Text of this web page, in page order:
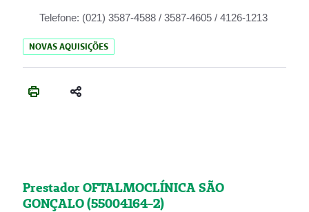
Telefone: (021) 3587-4588 / 3587-4605 / 4126-1213
NOVAS AQUISIÇÕES
Prestador OFTALMOCLÍNICA SÃO
GONÇALO (55004164-2)